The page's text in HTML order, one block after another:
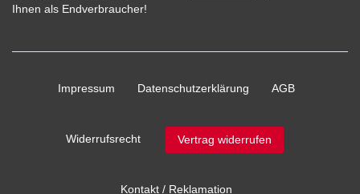
Ihnen als Endverbraucher!
Impressum Daten­schutz­erklärung AGB
Widerrufs­recht Vertrag widerrufen
Kontakt / Reklamation